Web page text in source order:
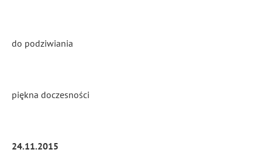
do podziwiania
piękna doczesności
24.11.2015